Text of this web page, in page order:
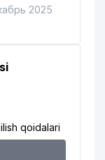
2025
qoidalari